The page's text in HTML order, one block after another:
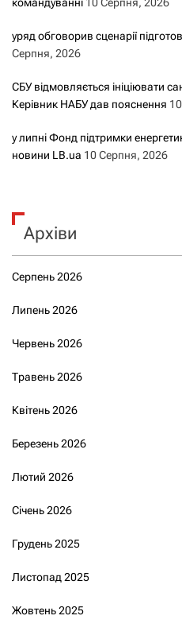
командуванні 10 Серпня, 2026
уряд обговорив сценарії
Серпня, 2026
СБУ відмовляється ініціювати
Керівник НАБУ дав пояснення
у липні Фонд підтримки
новини LB.ua 10 Серпня, 2026
Архіви
Серпень 2026
Липень 2026
Червень 2026
Травень 2026
Квітень 2026
Березень 2026
Лютий 2026
Січень 2026
Грудень 2025
Листопад 2025
Жовтень 2025